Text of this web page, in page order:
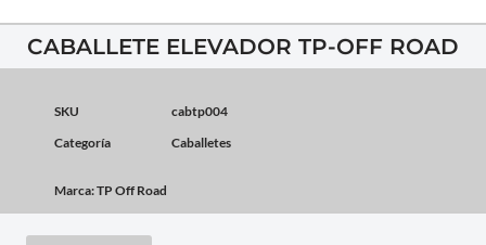
CABALLETE ELEVADOR TP-OFF ROAD
SKU
cabtp004
Categoría
Caballetes
Marca:TP Off Road